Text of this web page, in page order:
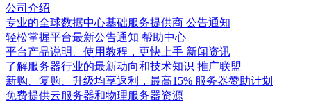
公司介绍
专业的全球数据中心基础服务提供商 公告通知
轻松掌握平台最新公告通知 帮助中心
平台产品说明、使用教程，更快上手 新闻资讯
了解服务器行业的最新动向和技术知识 推广联盟
新购、复购、升级均享返利，最高15% 服务器赞助计划
免费提供云服务器和物理服务器资源